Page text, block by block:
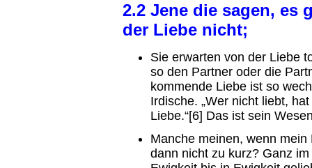
2.2 Jene die sagen, es
der Liebe nicht;
Sie erwarten von der Liebe
so den Partner oder die
kommende Liebe ist so
Irdische. „Wer nicht liebt,
Liebe.“[6] Das ist sein
Manche meinen, wenn
dann nicht zu kurz? Ganz